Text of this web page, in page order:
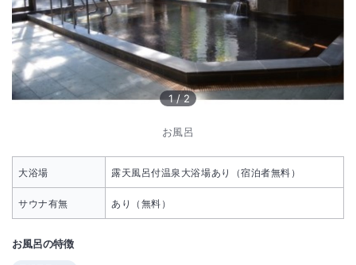
1 /2
お風呂
大浴場 露天風呂付温泉大浴場あり（宿泊者無料）
サウナ有無 あり（無料）
お風呂の特徴